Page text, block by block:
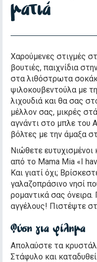
ματιά
Χαρούμενες στιγμές
βουτιές, παιχνίδια
στα λιθόστρωτα
ψιλοκουβεντούλα με
λιχουδιά και θα σας
μέλλον σας, μικρές
αγνάντι στο μπλε του
βόλτες με την άμαξα
Νιώθετε
από το Mama Mia «I
Και γιατί όχι;
γαλαζοπράσινο νησί
ρομαντικά σας
αγγέλους! Πιστέψτε
Φύση για φίλημα
Απολαύστε τα
Στάφυλο και